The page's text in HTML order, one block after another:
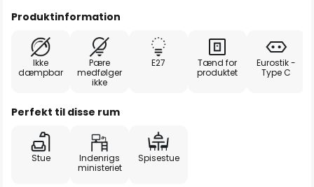
Produktinformation
Ikke
dæmpbar
Pære
medfølger
ikke
E27
Tænd for
produktet
Eurostik -
Type C
Perfekt til disse rum
Stue
Indenrigs
ministeriet
Spisestue